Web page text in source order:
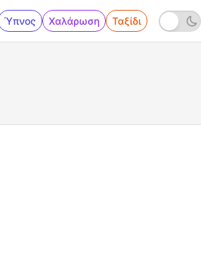
Ύπνος Χαλάρωση Ταξίδι